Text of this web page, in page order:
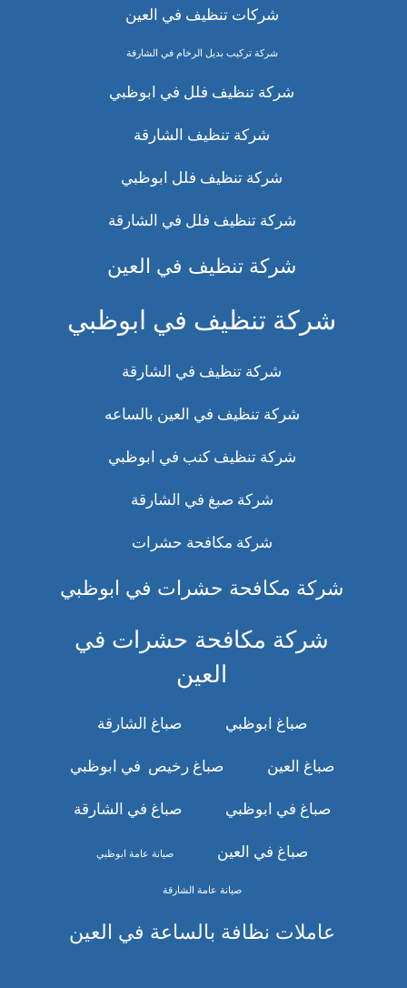
شركات تنظيف في العين
شركة تركيب بديل الرخام في الشارقة
شركة تنظيف فلل في ابوظبي
شركة تنظيف الشارقة
شركة تنظيف فلل ابوظبي
شركة تنظيف فلل في الشارقة
شركة تنظيف في العين
شركة تنظيف في ابوظبي
شركة تنظيف في الشارقة
شركة تنظيف في العين بالساعه
شركة تنظيف كنب في ابوظبي
شركة صبغ في الشارقة
شركة مكافحة حشرات
شركة مكافحة حشرات في ابوظبي
شركة مكافحة حشرات في
العين
صباغ ابوظبي صباغ الشارقة
صباغ العين صباغ رخيص في ابوظبي
صباغ في ابوظبي صباغ في الشارقة
صباغ في العين صيانة عامة ابوظبي
صيانة عامة الشارقة
عاملات نظافة بالساعة في العين